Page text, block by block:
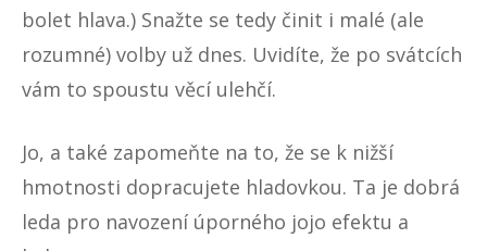
bolet hlava.) Snažte se tedy činit i malé (ale
rozumné) volby už dnes. Uvidíte, že po svátcích
vám to spoustu věcí ulehčí.
Jo, a také zapomeňte na to, že se k nižší
hmotnosti dopracujete hladovkou. Ta je dobrá
leda pro navození úporného jojo efektu a